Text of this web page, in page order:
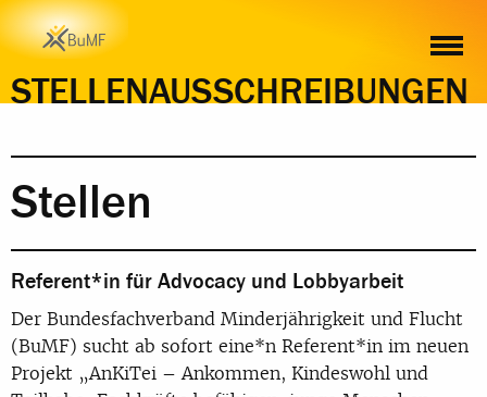
STELLENAUSSCHREIBUNGEN
STELLEN PRAKTIKA
Stellen
Referent*in für Advocacy und Lobbyarbeit
Der Bundesfachverband Minderjährigkeit und Flucht
(BuMF) sucht ab sofort eine*n Referent*in im neuen
Projekt „AnKiTei – Ankommen, Kindeswohl und